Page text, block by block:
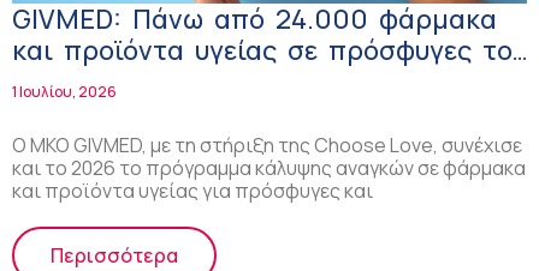
GIVMED: Πάνω από 24.000 φάρμακα
και προϊόντα υγείας σε πρόσφυγες το
2026
1 Ιουλίου, 2026
Ο ΜΚΟ GIVMED, με τη στήριξη της Choose Love, συνέχισε
και το 2026 το πρόγραμμα κάλυψης αναγκών σε φάρμακα
και προϊόντα υγείας για πρόσφυγες και
Περισσότερα